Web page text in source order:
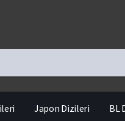
Japon Dizileri BL